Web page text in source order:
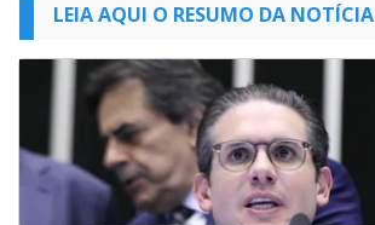
LEIA AQUI O RESUMO DA NOTÍCIA